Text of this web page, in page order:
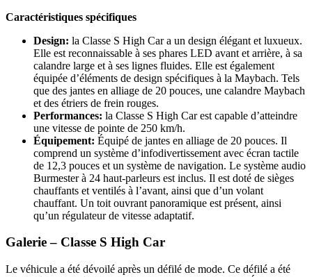
Caractéristiques spécifiques
Design: la Classe S High Car a un design élégant et luxueux.
Elle est reconnaissable à ses phares LED avant et arrière, à sa
calandre large et à ses lignes fluides. Elle est également
équipée d’éléments de design spécifiques à la Maybach. Tels
que des jantes en alliage de 20 pouces, une calandre Maybach
et des étriers de frein rouges.
Performances: la Classe S High Car est capable d’atteindre
une vitesse de pointe de 250 km/h.
Équipement: Équipé de jantes en alliage de 20 pouces. Il
comprend un système d’infodivertissement avec écran tactile
de 12,3 pouces et un système de navigation. Le système audio
Burmester à 24 haut-parleurs est inclus. Il est doté de sièges
chauffants et ventilés à l’avant, ainsi que d’un volant
chauffant. Un toit ouvrant panoramique est présent, ainsi
qu’un régulateur de vitesse adaptatif.
Galerie – Classe S High Car
Le véhicule a été dévoilé après un défilé de mode. Ce défilé a été